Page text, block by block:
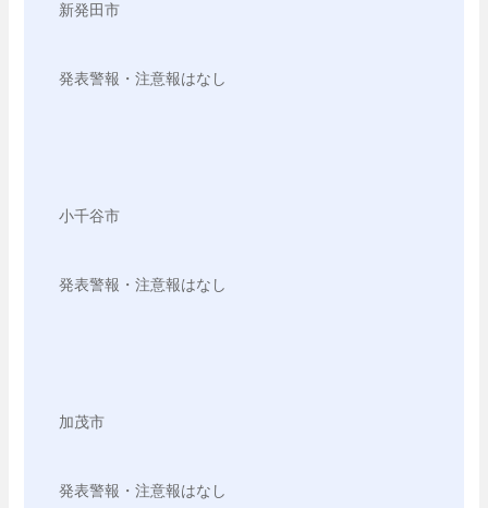
新発田市
発表警報・注意報はなし
小千谷市
発表警報・注意報はなし
加茂市
発表警報・注意報はなし